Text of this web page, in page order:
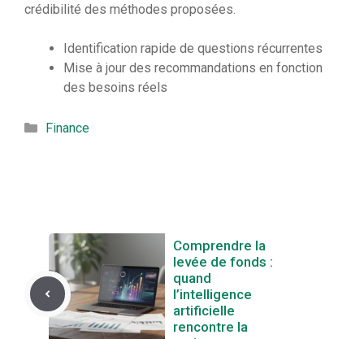
crédibilité des méthodes proposées.
Identification rapide de questions récurrentes
Mise à jour des recommandations en fonction
des besoins réels
Catégories
Finance
Comprendre la
levée de fonds :
quand
l’intelligence
artificielle
rencontre la